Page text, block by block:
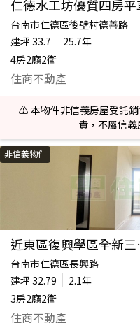
仁德水工坊優質四房平
台南市仁德區後壁村德善路
建坪 33.7
25.7年
4房2廳2衛
住商不動產
⚠️ 本物件非信義房屋受託
責，不屬信義
非信義物件
近
台南市仁德區長興路
建坪 32.79
2.1年
3房2廳2衛
住商不動產